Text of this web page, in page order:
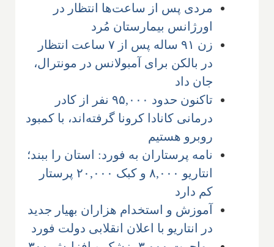
مردی پس از ساعت‌ها انتظار در
اورژانس بیمارستان مُرد
زن ۹۱ ساله پس از ۷ ساعت انتظار
در بالکن برای آمبولانس در مونترال،
جان داد
تاکنون حدود ۹۵,۰۰۰ نفر از کادر
درمانی کانادا کرونا گرفته‌اند، با کمبود
روبرو هستیم
نامه پرستاران به فورد: استان را ببند؛
انتاریو ۸,۰۰۰ و کبک ۲۰,۰۰۰ پرستار
کم دارد
آموزش و استخدام هزاران بهیار جدید
در انتاریو با اعلان انقلابی دولت فورد